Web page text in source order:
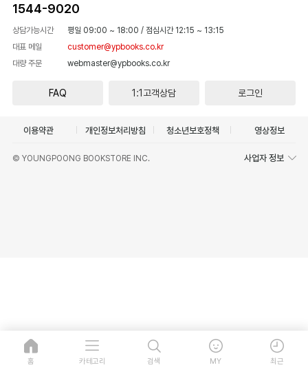
1544-9020
상담가능시간 평일 09:00 ~ 18:00 / 점심시간 12:15 ~ 13:15
대표 메일
customer@ypbooks.co.kr
대량 주문
webmaster@ypbooks.co.kr
FAQ 1:1고객상담 로그인
이용약관 개인정보처리방침 청소년보호정책 영상정보
© YOUNGPOONG BOOKSTORE INC. 사업자 정보
홈 카테고리 검색 MY 최근